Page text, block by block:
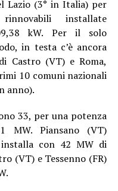
Lazio (3° in Italia) per
installate
kW. Per il solo
in testa c’è ancora
Castro (VT) e Roma,
10 comuni nazionali
anno).
33, per una potenza
MW. Piansano (VT)
con 42 MW di
(VT) e Tessenno (FR)